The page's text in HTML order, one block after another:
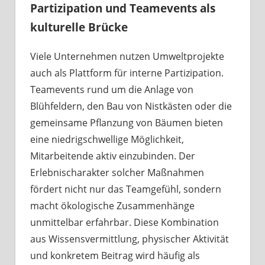
Partizipation und Teamevents als
kulturelle Brücke
Viele Unternehmen nutzen Umweltprojekte
auch als Plattform für interne Partizipation.
Teamevents rund um die Anlage von
Blühfeldern, den Bau von Nistkästen oder die
gemeinsame Pflanzung von Bäumen bieten
eine niedrigschwellige Möglichkeit,
Mitarbeitende aktiv einzubinden. Der
Erlebnischarakter solcher Maßnahmen
fördert nicht nur das Teamgefühl, sondern
macht ökologische Zusammenhänge
unmittelbar erfahrbar. Diese Kombination
aus Wissensvermittlung, physischer Aktivität
und konkretem Beitrag wird häufig als